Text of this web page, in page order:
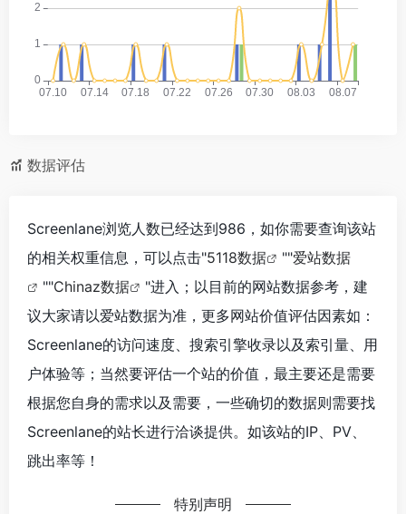
数据评估
Screenlane浏览人数已经达到986，如你需要查询该站
的相关权重信息，可以点击"5118数据 ""爱站数据
""Chinaz数据
"进入；以目前的网站数据参考，建
议大家请以爱站数据为准，更多网站价值评估因素如：
Screenlane的访问速度、搜索引擎收录以及索引量、用
户体验等；当然要评估一个站的价值，最主要还是需要
根据您自身的需求以及需要，一些确切的数据则需要找
Screenlane的站长进行洽谈提供。如该站的IP、PV、
跳出率等！
特别声明